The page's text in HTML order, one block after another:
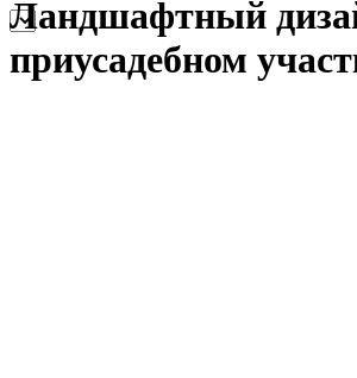
Ландшафтный
приусадебном